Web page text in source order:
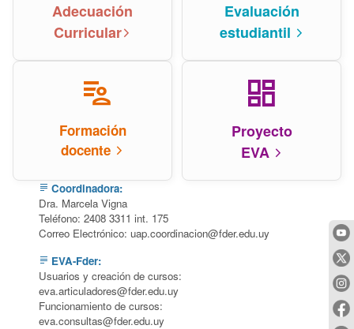
Adecuación
Curricular arrow_forward_ios
Evaluación
estudiantil
arrow_forward_ios
patient_list
Formación
docente arrow_forward_ios
dashboard
Proyecto
EVA
arrow_forward_ios
subject Coordinadora:
Dra. Marcela Vigna
Teléfono: 2408 3311 int. 175
Correo Electrónico: uap.coordinacion@
subject EVA-Fder:
Usuarios y creación de cursos:
eva.articuladores@
Funcionamiento de cursos:
eva.consultas@